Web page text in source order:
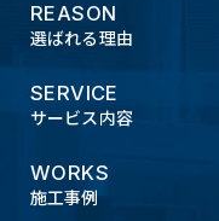
REASON
選ばれる理由
SERVICE
サービス内容
WORKS
施工事例